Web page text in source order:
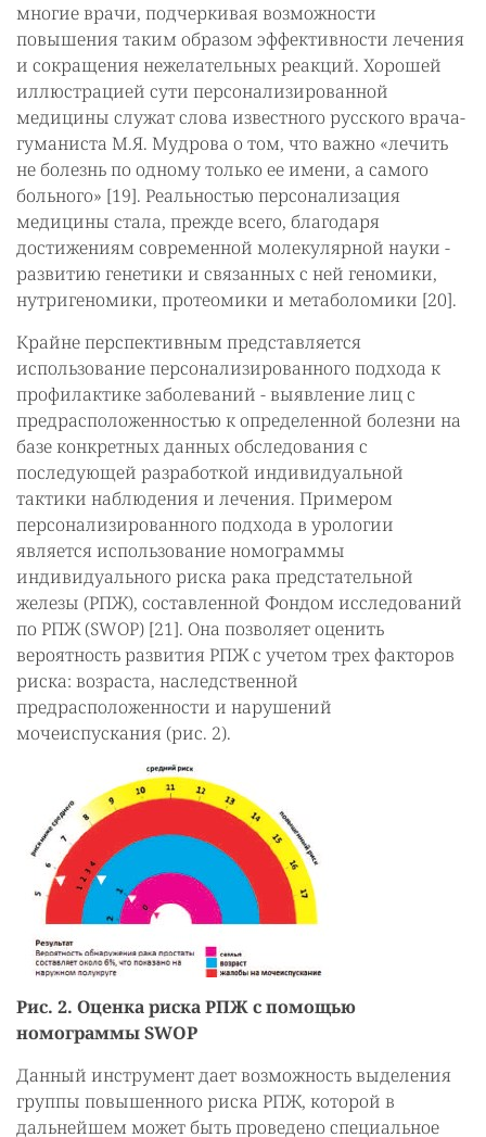
многие врачи, подчеркивая возможности
повышения таким образом эффективности лечения
и сокращения нежелательных реакций. Хорошей
иллюстрацией сути персонализированной
медицины служат слова известного русского врача-
гуманиста М.Я. Мудрова о том, что важно «лечить
не болезнь по одному только ее имени, а самого
больного» [19]. Реальностью персонализация
медицины стала, прежде всего, благодаря
достижениям современной молекулярной науки -
развитию генетики и связанных с ней геномики,
нутригеномики, протеомики и метаболомики [20].
Крайне перспективным представляется
использование персонализированного подхода к
профилактике заболеваний - выявление лиц с
предрасположенностью к определенной болезни на
базе конкретных данных обследования с
последующей разработкой индивидуальной
тактики наблюдения и лечения. Примером
персонализированного подхода в урологии
является использование номограммы
индивидуального риска рака предстательной
железы (РПЖ), составленной Фондом исследований
по РПЖ (SWOP) [21]. Она позволяет оценить
вероятность развития РПЖ с учетом трех факторов
риска: возраста, наследственной
предрасположенности и нарушений
мочеиспускания (рис. 2).
Рис. 2. Оценка риска РПЖ с помощью
номограммы SWOP
Данный инструмент дает возможность выделения
группы повышенного риска РПЖ, которой в
дальнейшем может быть проведено специальное